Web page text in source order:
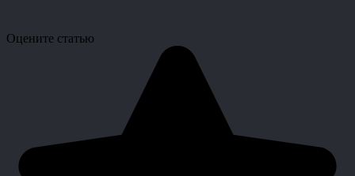
Оцените статью